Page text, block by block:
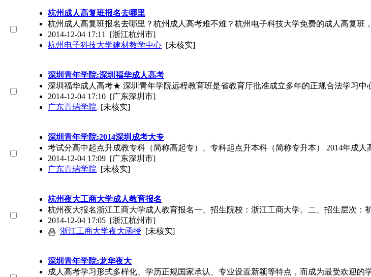
杭州成人高复班报名去哪里
杭州成人高复班报名去哪里？杭州成人高考难不难？杭州电子科技大学免费的成人高复班
2014-12-04 17:11 [浙江杭州市]
杭州电子科技大学建材教学中心 [未核实]
深圳青年学院:深圳福华成人高考
深圳福华成人高考★ 深圳青年学院远程教育班是省教育厅批准成立多年的正规合法学习
2014-12-04 17:10 [广东深圳市]
广东青瑞学院 [未核实]
深圳青年学院:2014深圳成考大专
考试分高中起点升成教专科（简称高起专）、专科起点升本科（简称专升本） 2014年成
2014-12-04 17:09 [广东深圳市]
广东青瑞学院 [未核实]
杭州夜大工商大学成人教育报名
杭州夜大报名浙江工商大学成人教育报名一、招生院校：浙江工商大学。二、招生层次：
2014-12-04 17:05 [浙江杭州市]
浙江工商大学夜大函授 [未核实]
深圳青年学院:龙华夜大
成人高考学习形式多样化、学历正规国家承认、专业设置新颖等特点，而成为最受欢迎的